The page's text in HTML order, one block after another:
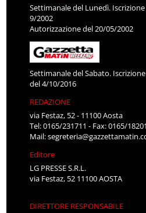
Settimanale del Lunedì.
9/2002
Autorizzazione del 20/05/2002
Settimanale del Sabato.
del 4/10/2016
REDAZIONE
via Festaz, 52 - 11100 Aosta
Tel: 0165/231711 - Fax: 0165/
Mail:
Editore
LG PRESSE S.R.L.
via Festaz, 52 11100 AOSTA
DIRETTORE RESPONSABILE